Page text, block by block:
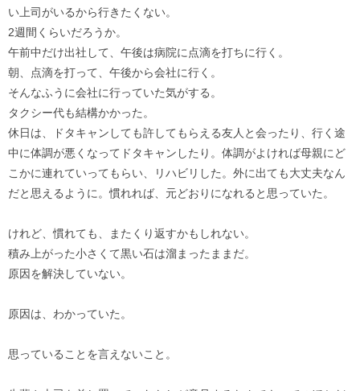
い上司がいるから行きたくない。
2週間くらいだろうか。
午前中だけ出社して、午後は病院に点滴を打ちに行く。
朝、点滴を打って、午後から会社に行く。
そんなふうに会社に行っていた気がする。
タクシー代も結構かかった。
休日は、ドタキャンしても許してもらえる友人と会ったり、行く途
中に体調が悪くなってドタキャンしたり。体調がよければ母親にど
こかに連れていってもらい、リハビリした。外に出ても大丈夫なん
だと思えるように。慣れれば、元どおりになれると思っていた。
けれど、慣れても、またくり返すかもしれない。
積み上がった小さくて黒い石は溜まったままだ。
原因を解決していない。
原因は、わかっていた。
思っていることを言えないこと。